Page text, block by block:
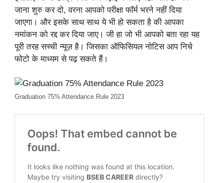
जाना शुरु कर दो, वरना आपको परीक्षा फॉर्म भरने नहीं दिया
जाएगा। और इसके साथ साथ ये भी हो सकता है की आपका
नमांकन को रद्द कर दिया जाए। जी हा जो भी आपको बता रहा यह
पूरी तरह सच्ची न्यूज़ है। जिसका ऑफिसियल नोटिस आप निचे
फोटो के माध्यम से पढ़ सकते हैं।
Graduation 75% Attendance Rule 2023